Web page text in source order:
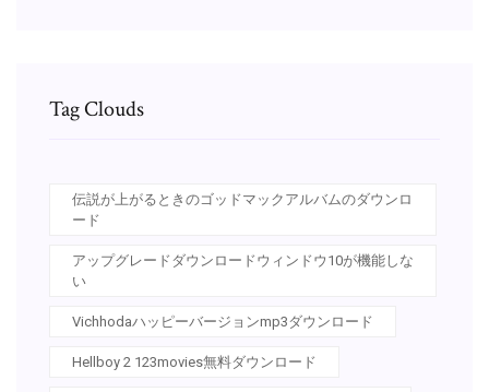
Tag Clouds
伝説が上がるときのゴッドマックアルバムのダウンロ
ード
アップグレードダウンロードウィンドウ10が機能しな
い
Vichhodaハッピーバージョンmp3ダウンロード
Hellboy 2 123movies無料ダウンロード